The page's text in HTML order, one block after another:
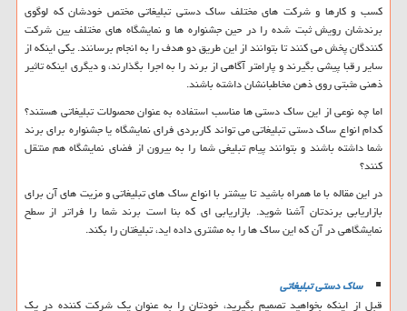
کسب و کارها و شرکت های مختلف ساک دستی تبلیغاتی مختص خودشان که لوگوی
برندشان رویش ثبت شده را در حین جشنواره ها و نمایشگاه های مختلف بین شرکت
کنندگان پخش می کنند تا بتوانند از این طریق دو هدف را به انجام برسانند. یکی اینکه از
سایر رقبا پیشی بگیرند و پارامتر آگاهی از برند را به اجرا بگذارند، و دیگری اینکه تاثیر
ذهنی مثبتی روی ذهن مخاطبانشان داشته باشند.
اما چه نوعی از این ساک دستی ها مناسب استفاده به عنوان محصولات تبلیغاتی هستند؟
کدام انواع ساک دستی تبلیغاتی می تواند کاربردی فرای نمایشگاه یا جشنواره برای برند
شما داشته باشند و بتوانند پیام تبلیغی شما را به بیرون از فضای نمایشگاه هم منتقل
کنند؟
در این مقاله با ما همراه باشید تا بیشتر با انواع ساک های تبلیغاتی و مزیت های آن برای
بازاریابی برندتان آشنا شوید. بازاریابی ای که بنا است برند شما را فراتر از سطح
نمایشگاهی در آن که این ساک ها را به مشتری داده اید، تبلیغتان را بکند.
ساک دستی تبلیغاتی
قبل از اینکه بخواهید تصمیم بگیرید، خودتان را به عنوان یک شرکت کننده در یک